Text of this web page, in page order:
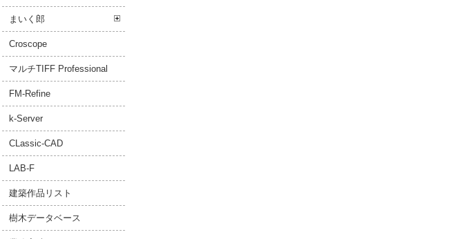
まいく郎
Croscope
マルチTIFF Professional
FM-Refine
k-Server
CLassic-CAD
LAB-F
建築作品リスト
樹木データベース